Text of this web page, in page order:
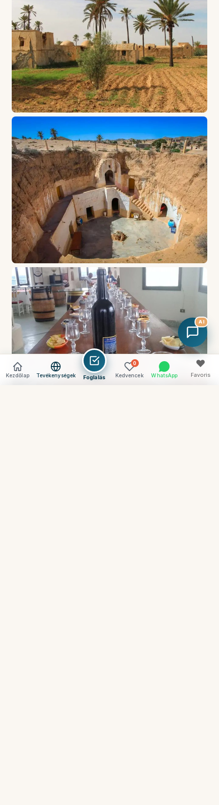
Kezdőlap Tevékenységek Foglalás
0
Kedvencek WhatsApp
♥
Favoris
AI